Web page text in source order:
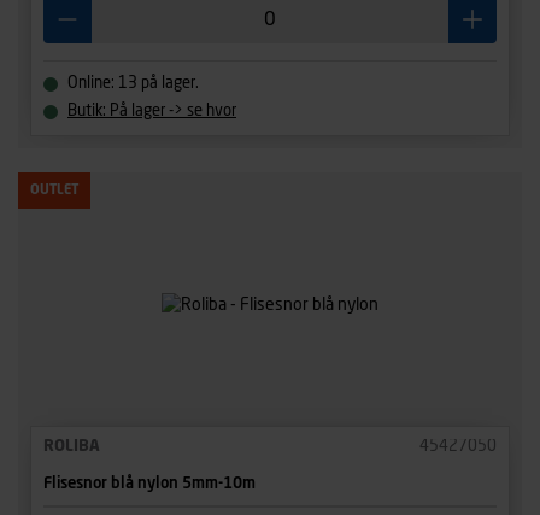
Online: 13 på lager.
Butik: På lager -> se hvor
OUTLET
ROLIBA 45427050
Flisesnor blå nylon 5mm-10m